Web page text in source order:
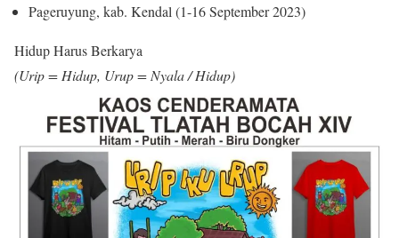
Pageruyung, kab. Kendal (1-16 September 2023)
Hidup Harus Berkarya
(Urip = Hidup, Urup = Nyala / Hidup)